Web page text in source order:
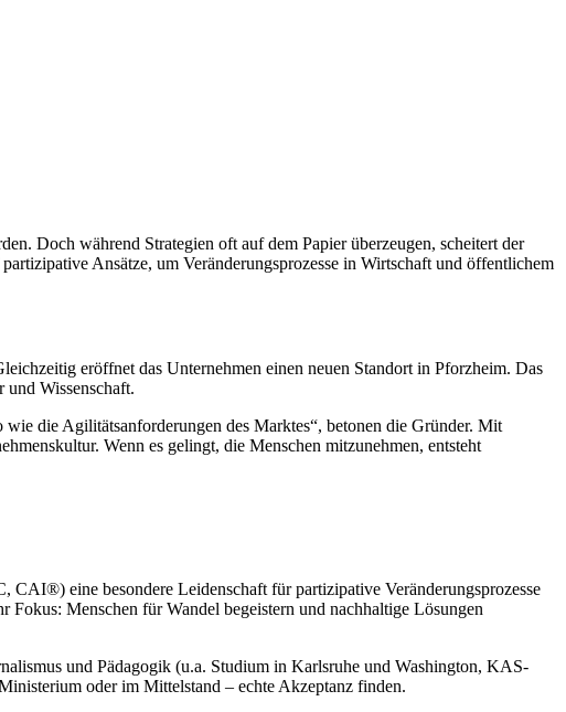
Doch während Strategien oft auf dem Papier überzeugen, scheitert der
Ansätze, um Veränderungsprozesse in Wirtschaft und öffentlichem
eröffnet das Unternehmen einen neuen Standort in Pforzheim. Das
Wissenschaft.
die Agilitätsanforderungen des Marktes“, betonen die Gründer. Mit
Wenn es gelingt, die Menschen mitzunehmen, entsteht
eine besondere Leidenschaft für partizipative Veränderungsprozesse
Menschen für Wandel begeistern und nachhaltige Lösungen
und Pädagogik (u.a. Studium in Karlsruhe und Washington, KAS-
oder im Mittelstand – echte Akzeptanz finden.